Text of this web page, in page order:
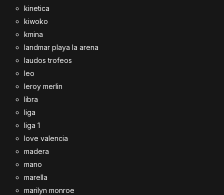
kinetica
kiwoko
kmina
landmar playa la arena
laudos trofeos
leo
leroy merlin
libra
liga
liga 1
love valencia
madera
mano
marella
marilyn monroe